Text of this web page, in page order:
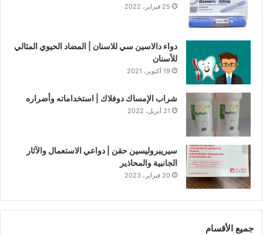
25 فبراير، 2022
دواء دالاسين سي للاسنان | المضاد الحيوي المثالي
للأسنان
19 أكتوبر، 2021
شراب الإمساك دوفلاك | استخداماته وأضراره
21 أبريل، 2022
سيريبروليسين حقن | دواعي الاستعمال والآثار
الجانبية والمحاذير
20 فبراير، 2023
جميع الأقسام